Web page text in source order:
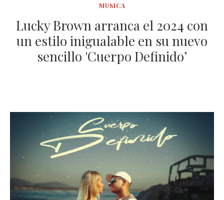
MUSICA
Lucky Brown arranca el 2024 con
un estilo inigualable en su nuevo
sencillo 'Cuerpo Definido’